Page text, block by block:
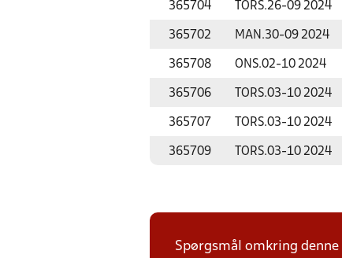
365704 TORS.26-09 2024
365702 MAN.30-09 2024
365708 ONS.02-10 2024
365706 TORS.03-10 2024
365707 TORS.03-10 2024
365709 TORS.03-10 2024
Spørgsmål omkring